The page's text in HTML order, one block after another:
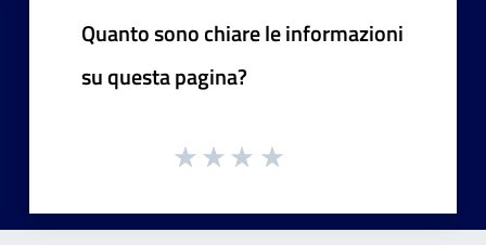
Quanto sono chiare le informazioni
su questa pagina?